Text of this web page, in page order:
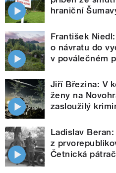
hraniční
František
o návratu do
v poválečném
Jiří Březina: V
ženy na
zasloužilý
Ladislav
z
Četnická